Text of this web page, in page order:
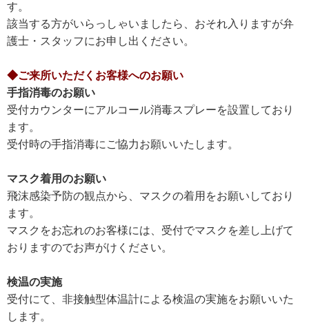
す。
該当する方がいらっしゃいましたら、おそれ入りますが弁
護士・スタッフにお申し出ください。
◆ご来所いただくお客様へのお願い
手指消毒のお願い
受付カウンターにアルコール消毒スプレーを設置しており
ます。
受付時の手指消毒にご協力お願いいたします。
マスク着用のお願い
飛沫感染予防の観点から、マスクの着用をお願いしており
ます。
マスクをお忘れのお客様には、受付でマスクを差し上げて
おりますのでお声がけください。
検温の実施
受付にて、非接触型体温計による検温の実施をお願いいた
します。